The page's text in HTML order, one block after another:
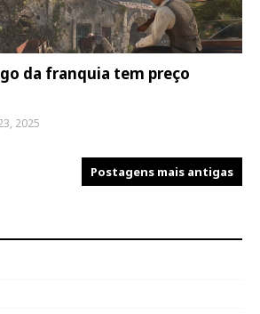
da franquia tem preço
2025
Postagens mais antigas